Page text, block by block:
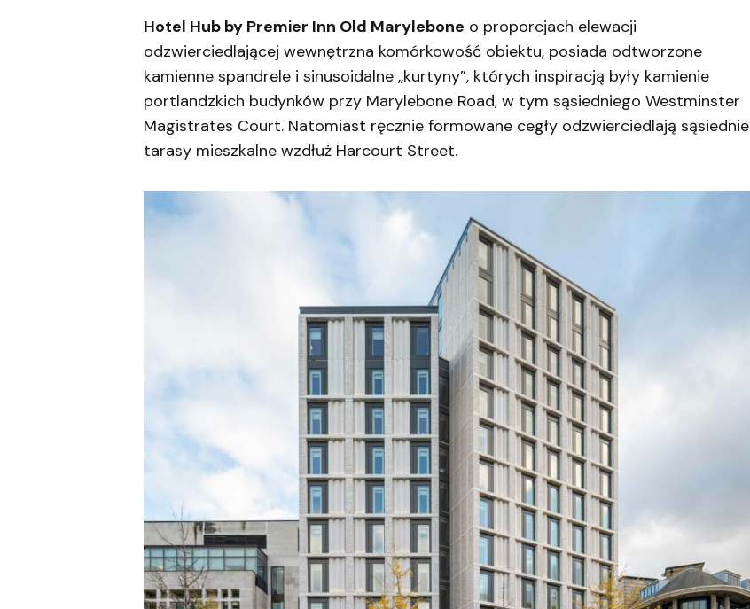
Hotel Hub by Premier Inn Old Marylebone o proporcjach elewacji
odzwierciedlającej wewnętrzna komórkowość obiektu, posiada odtworzone
kamienne spandrele i sinusoidalne „kurtyny”, których inspiracją były kamienie
portlandzkich budynków przy Marylebone Road, w tym sąsiedniego Westminster
Magistrates Court. Natomiast ręcznie formowane cegły odzwierciedlają sąsiednie
tarasy mieszkalne wzdłuż Harcourt Street.